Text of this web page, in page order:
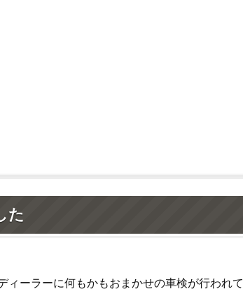
た
ーラーに何もかもおまかせの車検が行われて